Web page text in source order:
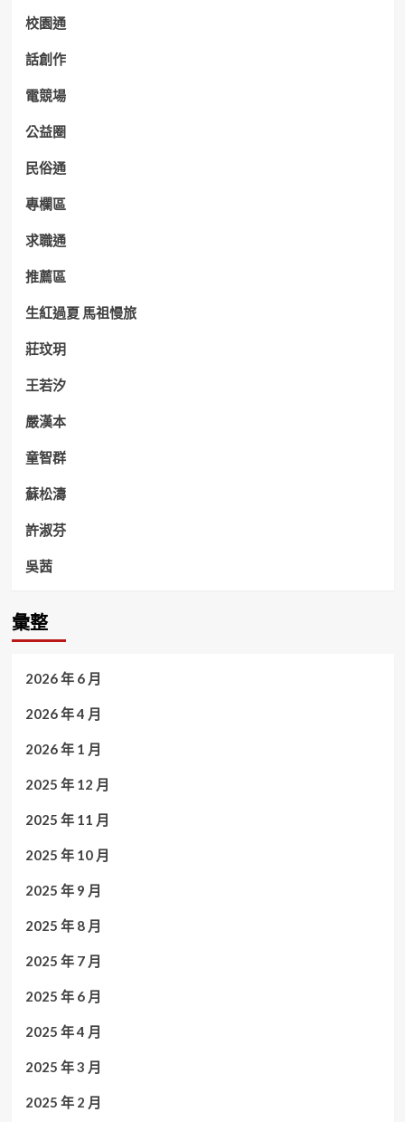
校園通
話創作
電競場
公益圈
民俗通
專欄區
求職通
推薦區
生紅過夏 馬祖慢旅
莊玟玥
王若汐
嚴漢本
童智群
蘇松濤
許淑芬
吳茜
彙整
2026 年 6 月
2026 年 4 月
2026 年 1 月
2025 年 12 月
2025 年 11 月
2025 年 10 月
2025 年 9 月
2025 年 8 月
2025 年 7 月
2025 年 6 月
2025 年 4 月
2025 年 3 月
2025 年 2 月